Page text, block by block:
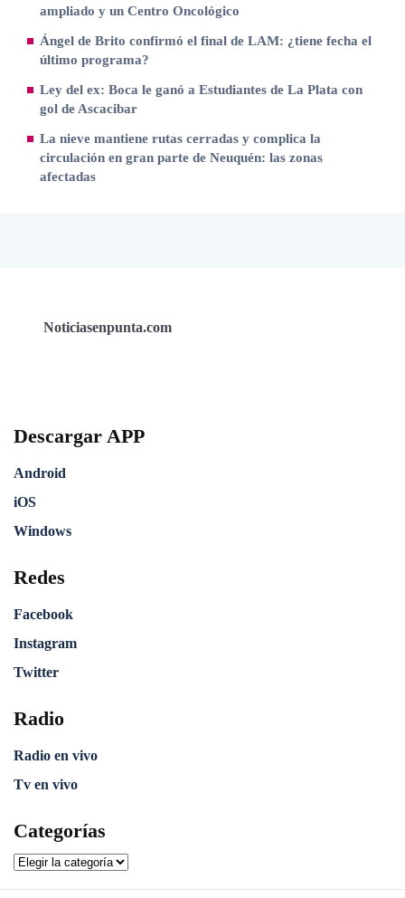
ampliado y un Centro Oncológico
Ángel de Brito confirmó el final de LAM: ¿tiene fecha el
último programa?
Ley del ex: Boca le ganó a Estudiantes de La Plata con
gol de Ascacibar
La nieve mantiene rutas cerradas y complica la
circulación en gran parte de Neuquén: las zonas
afectadas
Noticiasenpunta.com
Descargar APP
Android
iOS
Windows
Redes
Facebook
Instagram
Twitter
Radio
Radio en vivo
Tv en vivo
Categorías